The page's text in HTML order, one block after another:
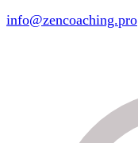
info@zencoaching.pro